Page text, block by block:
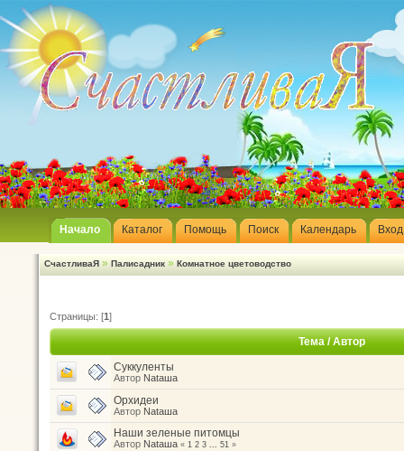
Начало Каталог Помощь Поиск Календарь Вход
СчастливаЯ » Палисадник » Комнатное цветоводство
Страницы: [1]
Тема/Автор
Суккуленты
Автор Nataшa
Орхидеи
Автор Nataшa
Наши зеленые питомцы
Автор Nataшa « 1 2 3 ... 51 »